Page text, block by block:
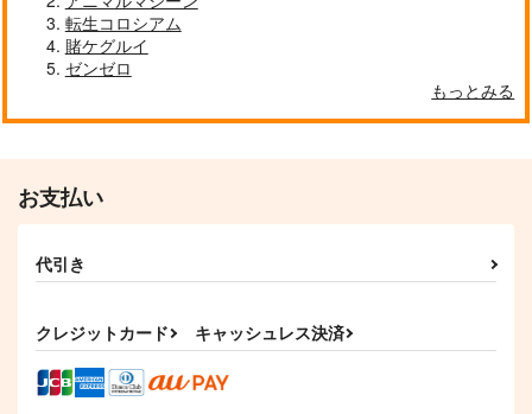
転生コロシアム
賭ケグルイ
ゼンゼロ
もっとみる
お支払い
代引き
クレジットカード キャッシュレス決済